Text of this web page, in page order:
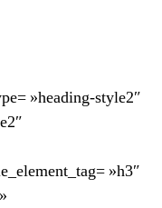
»heading-style2″
»h3″